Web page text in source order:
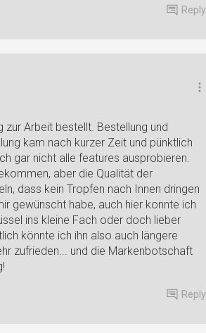
Reply
Arbeit bestellt. Bestellung und
kam nach kurzer Zeit und pünktlich
gar nicht alle features ausprobieren.
aber die Qualität der
dass kein Tropfen nach Innen dringen
gewünscht habe, auch hier konnte ich
ins kleine Fach oder doch lieber
könnte ich ihn also auch längere
zufrieden... und die Markenbotschaft
Reply